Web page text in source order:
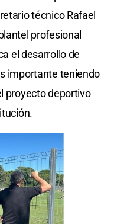
técnico Rafael
profesional
el desarrollo de
importante teniendo
proyecto deportivo